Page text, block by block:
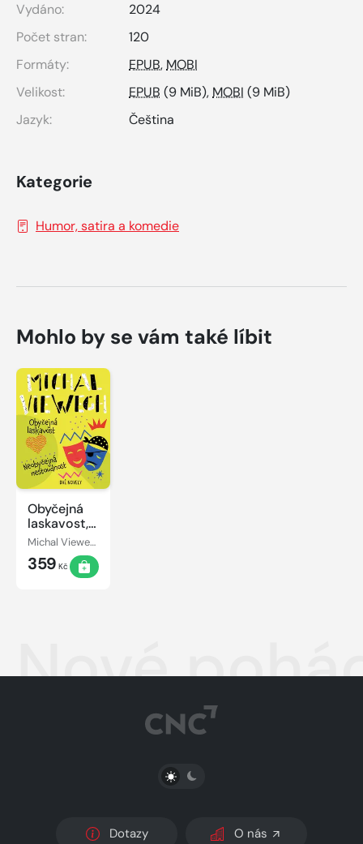
Vydáno:
2024
Počet stran:
120
Formáty:
EPUB, MOBI
Velikost:
EPUB (9 MiB), MOBI (9 MiB)
Jazyk:
Čeština
Kategorie
Humor, satira a komedie
Mohlo by se vám také líbit
Obyčejná
laskavost,
Neobyčejná
nestoudnost
Michal Viewegh
359 Kč
Nové
PŘEPNOUT SVĚTLÝ/TMAVÝ REŽIM
Dotazy O nás